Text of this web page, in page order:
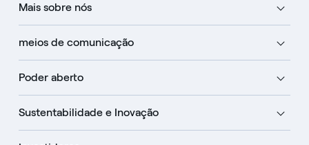
Mais sobre nós
meios de comunicação
Poder aberto
Sustentabilidade e Inovação